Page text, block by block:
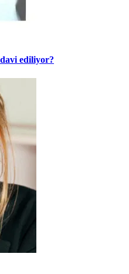
ediliyor?